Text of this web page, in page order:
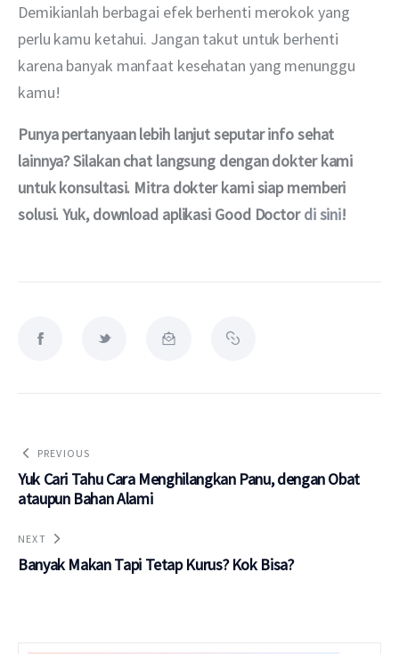
Demikianlah berbagai efek berhenti merokok yang
perlu kamu ketahui. Jangan takut untuk berhenti
karena banyak manfaat kesehatan yang menunggu
kamu!
Punya pertanyaan lebih lanjut seputar info sehat
lainnya? Silakan chat langsung dengan dokter kami
untuk konsultasi. Mitra dokter kami siap memberi
solusi. Yuk, download aplikasi Good Doctor di sini!
PREVIOUS
Yuk Cari Tahu Cara Menghilangkan Panu, dengan Obat
ataupun Bahan Alami
NEXT
Banyak Makan Tapi Tetap Kurus? Kok Bisa?